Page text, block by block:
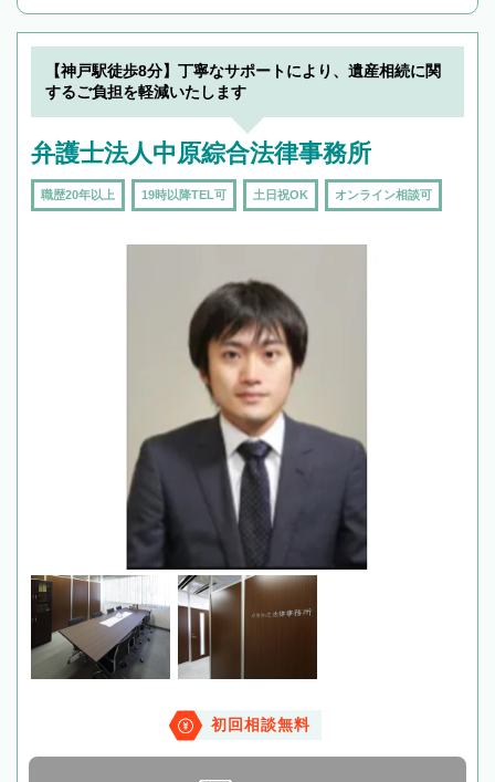
んで検索してみましょう。
19時以降TEL可の条件
を加えて再検索
【神戸駅徒歩8分】丁寧なサポートにより、遺産相続に関
するご負担を軽減いたします
弁護士法人中原綜合法律事務所
職歴20年以上 19時以降TEL可 土日祝OK オンライン相談可
初回相談無料